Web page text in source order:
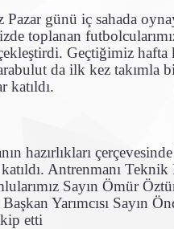
günü iç sahada
toplanan
Geçtiğimiz
da ilk kez takımla
katıldı.
hazırlıkları
Antrenmanı
Sayın Ömür
Yarımcısı Sayın
etti